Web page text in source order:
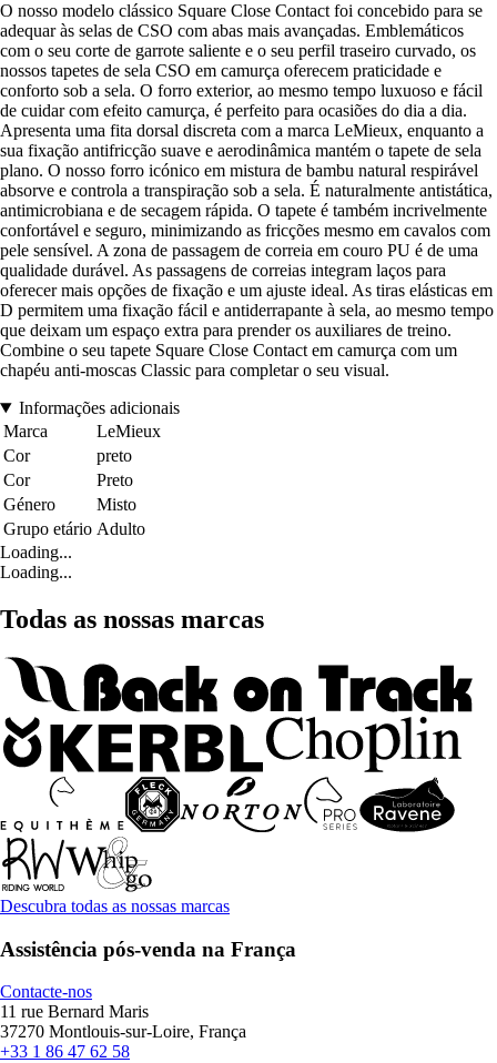
O nosso modelo clássico Square Close Contact foi concebido para se
adequar às selas de CSO com abas mais avançadas. Emblemáticos
com o seu corte de garrote saliente e o seu perfil traseiro curvado, os
nossos tapetes de sela CSO em camurça oferecem praticidade e
conforto sob a sela. O forro exterior, ao mesmo tempo luxuoso e fácil
de cuidar com efeito camurça, é perfeito para ocasiões do dia a dia.
Apresenta uma fita dorsal discreta com a marca LeMieux, enquanto a
sua fixação antifricção suave e aerodinâmica mantém o tapete de sela
plano. O nosso forro icónico em mistura de bambu natural respirável
absorve e controla a transpiração sob a sela. É naturalmente antistática,
antimicrobiana e de secagem rápida. O tapete é também incrivelmente
confortável e seguro, minimizando as fricções mesmo em cavalos com
pele sensível. A zona de passagem de correia em couro PU é de uma
qualidade durável. As passagens de correias integram laços para
oferecer mais opções de fixação e um ajuste ideal. As tiras elásticas em
D permitem uma fixação fácil e antiderrapante à sela, ao mesmo tempo
que deixam um espaço extra para prender os auxiliares de treino.
Combine o seu tapete Square Close Contact em camurça com um
chapéu anti-moscas Classic para completar o seu visual.
Informações adicionais
Marca
LeMieux
Cor
preto
Cor
Preto
Género
Misto
Grupo etário Adulto
Loading...
Loading...
Todas as nossas marcas
Descubra todas as nossas marcas
Assistência pós-venda na França
Contacte-nos
11 rue Bernard Maris
37270 Montlouis-sur-Loire, França
+33 1 86 47 62 58